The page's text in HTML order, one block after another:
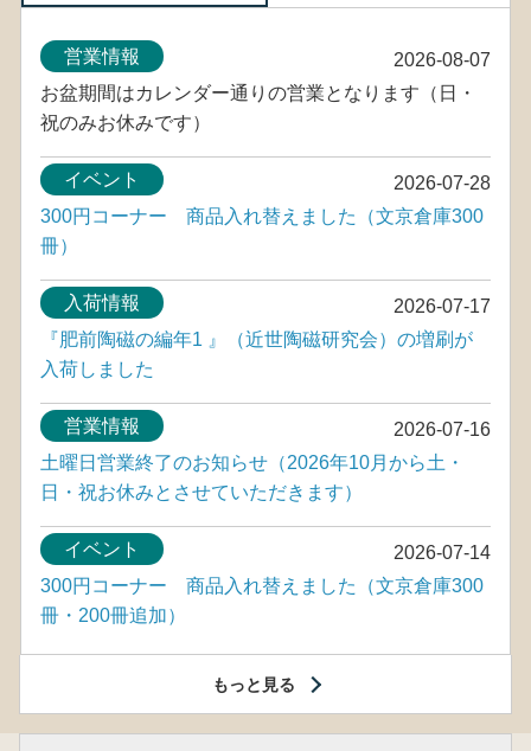
2026-08-07
営業情報
お盆期間はカレンダー通りの営業となります（日・
祝のみお休みです）
2026-07-28
イベント
300円コーナー 商品入れ替えました（文京倉庫300
冊）
2026-07-17
入荷情報
『肥前陶磁の編年1 』（近世陶磁研究会）の増刷が
入荷しました
2026-07-16
営業情報
土曜日営業終了のお知らせ（2026年10月から土・
日・祝お休みとさせていただきます）
2026-07-14
イベント
300円コーナー 商品入れ替えました（文京倉庫300
冊・200冊追加）
もっと見る